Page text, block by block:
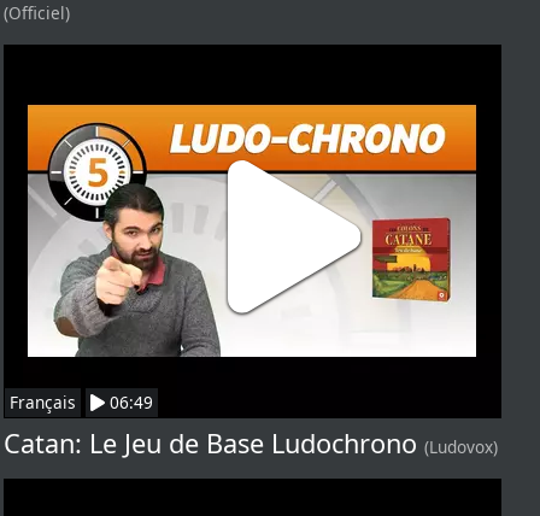
(Officiel)
Français 06:49
Catan: Le Jeu de Base Ludochrono (Ludovox)